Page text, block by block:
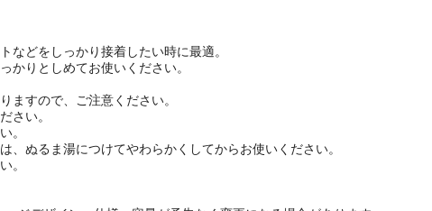
などをしっかり接着したい時に最適。
かりとしめてお使いください。
ますので、ご注意ください。
さい。
。
、ぬるま湯につけてやわらかくしてからお使いください。